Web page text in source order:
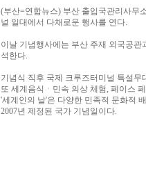
(부산=연합뉴스) 부산 출입국관리사무
널 일대에서 다채로운 행사를 연다.
이날 기념행사에는 부산 주재 외국공
석한다.
기념식 직후 국제 크루즈터미널 특설
또 세계음식ㆍ민속 의상 체험, 페이스
'세계인의 날'은 다양한 민족적 문화적
2007년 제정된 국가 기념일이다.